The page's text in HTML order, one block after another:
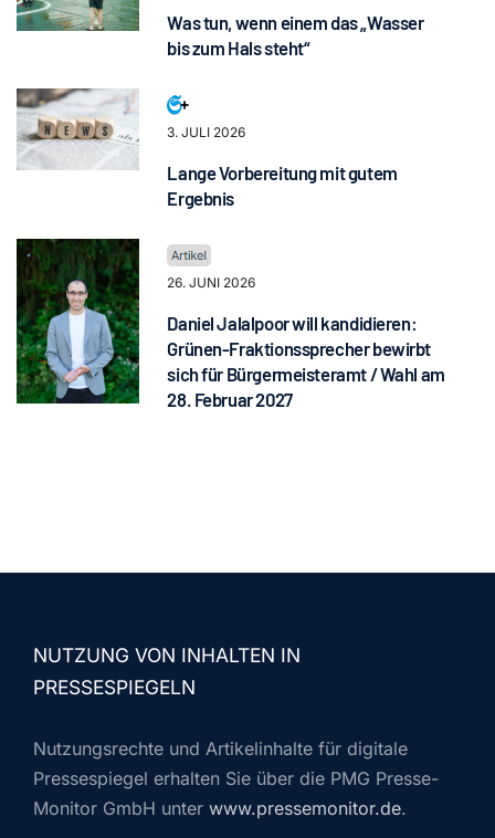
Was tun, wenn einem das „Wasser
bis zum Hals steht“
3. JULI 2026
Lange Vorbereitung mit gutem
Ergebnis
26. JUNI 2026
Daniel Jalalpoor will kandidieren:
Grünen-Fraktionssprecher bewirbt
sich für Bürgermeisteramt / Wahl am
28. Februar 2027
NUTZUNG VON INHALTEN IN
PRESSESPIEGELN
Nutzungsrechte und Artikelinhalte für digitale
Pressespiegel erhalten Sie über die PMG Presse-
Monitor GmbH unter www.pressemonitor.de.